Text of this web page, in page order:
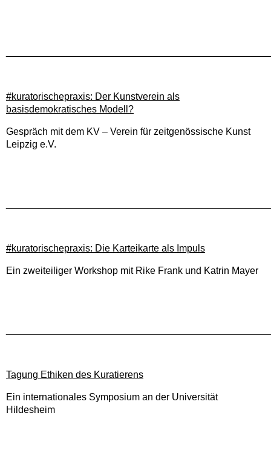
#kuratorischepraxis: Der Kunstverein als
basisdemokratisches Modell?
Gespräch mit dem KV – Verein für zeitgenössische Kunst
Leipzig e.V.
#kuratorischepraxis: Die Karteikarte als Impuls
Ein zweiteiliger Workshop mit Rike Frank und Katrin Mayer
Tagung Ethiken des Kuratierens
Ein internationales Symposium an der Universität
Hildesheim